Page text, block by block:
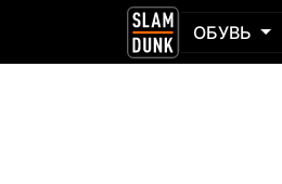
ОБУВЬ